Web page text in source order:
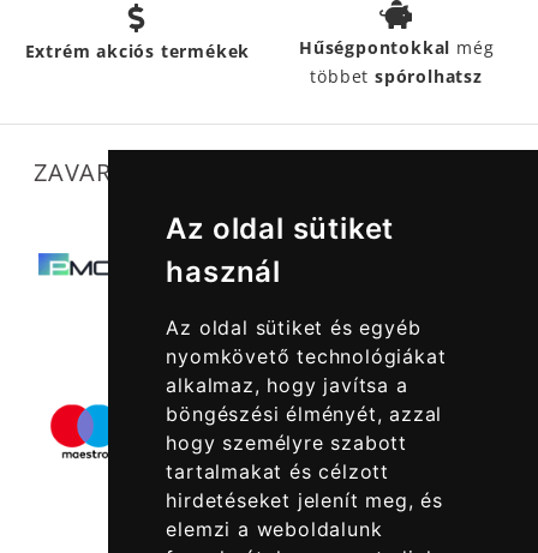
Az oldal sütiket
használ
Az oldal sütiket és egyéb
nyomkövető technológiákat
alkalmaz, hogy javítsa a
böngészési élményét, azzal
hogy személyre szabott
tartalmakat és célzott
hirdetéseket jelenít meg, és
elemzi a weboldalunk
Extrém akciós termékek Hűségpontokkal még
többetspórolhatsz
ZAVARTALAN MŰKÖDÉSÜNKET SEGÍTIK